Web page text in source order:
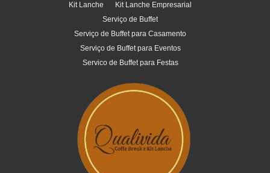
Kit Lanche
Kit Lanche Empresarial
Serviço de Buffet
Serviço de Buffet para Casamento
Serviço de Buffet para Eventos
Servico de Buffet para Festas